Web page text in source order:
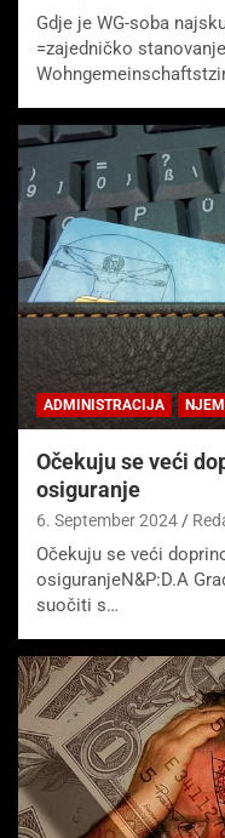
Gdje je WG-soba
=zajedničko
ADMINISTRACIJA
Očekuju se veći
osiguranje
6. September 2024
Očekuju se veći
osiguranjeN&P:D.A
suočiti s…